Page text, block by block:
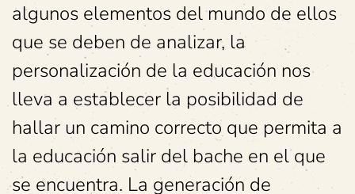
algunos elementos del mundo de ellos
que se deben de analizar, la
personalización de la educación nos
lleva a establecer la posibilidad de
hallar un camino correcto que permita a
la educación salir del bache en el que
se encuentra. La generación de